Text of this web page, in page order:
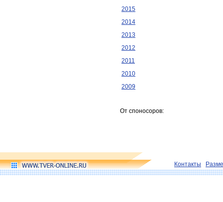
2015
2014
2013
2012
2011
2010
2009
От споносоров:
Контакты